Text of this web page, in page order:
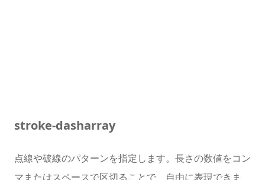
stroke-dasharray
点線や破線のパターンを指定します。長さの数値をコン
マまたはスペースで区切ることで、自由に表現できま